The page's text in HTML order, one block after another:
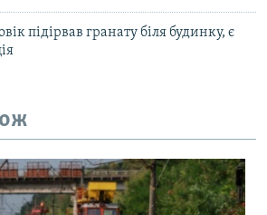
підірвав гранату біля будинку, є